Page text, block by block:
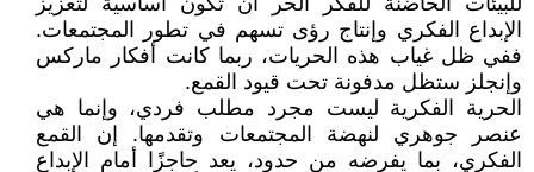
الإبداع الفكري وإنتاج رؤى تسهم في تطور المجتمعات.
ففي ظل غياب هذه الحريات، ربما كانت أفكار ماركس
وإنجلز ستظل مدفونة تحت قيود القمع.
الحرية الفكرية ليست مجرد مطلب فردي، وإنما هي
عنصر جوهري لنهضة المجتمعات وتقدمها. إن القمع
الفكري، بما يفرضه من حدود، يعد حاجزًا أمام الإبداع